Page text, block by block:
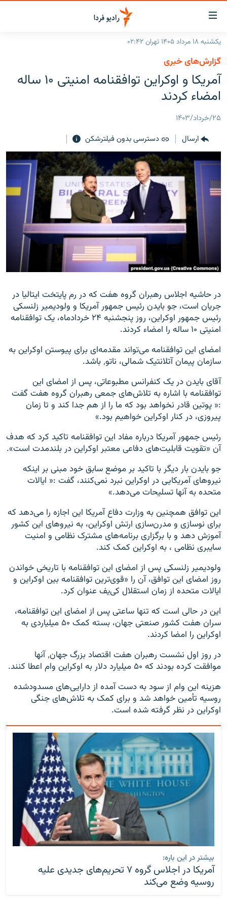
لینک‌های
قابلیت
دسترسی
بازگشت
بازگشت
به
منوی
اصلی
رفتن
صفحه
جستجو
ایران
جهان
برنامه‌های رادیویی
فرکانس‌ها
پادکست
چندرسانه‌ای
گزارش‌های تصویری
گزارش‌های ویدئویی
زنان فردا
English
به ما بپیوندید
یکشنبه ۱۸ مرداد ۱۴۰۵ تهران ۰۲:۴۲
گزارش‌های خبری
آمریکا و اوکراین توافقنامه امنیتی ۱۰ ساله
امضاء کردند
۲۵/خرداد/۱۴۰۳
ارسال
دسترسی بدون فیلترشکن
در حاشیه اجلاس رهبران گروه هفت که در رم پایتخت ایتالیا در
جریان است، جو بایدن رئیس جمهور آمریکا و ولودیمیر زلنسکی
رئیس جمهور اوکراین، روز پنجشنبه ۲۴ خردادماه، یک توافقنامه
امنیتی ۱۰ ساله را امضاء کردند.
امضای این توافقنامه می‌تواند مقدمه‌ای برای پیوستن اوکراین به
سازمان پیمان آتلانتیک شمالی، ناتو٬ باشد.
آقای بایدن در یک کنفرانس مطبوعاتی، پس از امضای این
توافقنامه با اشاره به تلاش‌های جمعی رهبران گروه هفت گفت
:« پوتین قادر نخواهد بود که ما را از هم جدا کند و تا زمان
پیروزی، در کنار اوکراین خواهیم بود.»
رئیس جمهور آمریکا درباره مفاد این توافقنامه تاکید کرد که هدف
آن «تقویت قابلیت‌های دفاعی معتبر اوکراین در بلندمدت است».
جو بایدن بار دیگر با تاکید بر موضع سابق خود مبنی بر اینکه
نیروهای آمریکایی در اوکراین نبرد نمی‌کنند، گفت :« ایالات
متحده به آنها تسلیحات می‌‌دهد.»
این توافق همچنین به وزارت دفاع آمریکا این اجازه را می‌دهد که
برای نوسازی و مدرن‌سازی ارتش اوکراین، به نیروهای این کشور
آموزش دهد و با برگزاری برنامه‌های مشترک نظامی و امنیت
سایبری نظامی ، به اوکراین کمک کند.
ولودیمیر زلنسکی پس از امضای این توافقنامه با تاریخی خواندن
روز امضای این توافق، آن را «قوی‌ترین توافقنامه بین اوکراین و
ایالات متحده از زمان استقلال کی‌یف عنوان کرد.
این در حالی است که تنها ساعتی پس از امضای این توافقنامه،
سران هفت کشور صنعتی جهان، بسته کمک ۵۰ میلیاردی به
اوکراین را امضا کردند.
در روز اول نشست رهبران هفت اقتصاد بزرگ جهان٬ آنها
موافقت کرده بودند که ۵۰ میلیارد دلار به اوکراین وام اعطا کنند.
هزینه این وام از سود به دست آمده از دارایی‌های مسدودشده
روسیه تأمین خواهد شد و برای کمک به تلاش‌های جنگی
اوکراین در نظر گرفته شده است.
بیشتر در این باره:
آمریکا در اجلاس گروه ۷ تحریم‌های جدیدی علیه
روسیه وضع می‌کند